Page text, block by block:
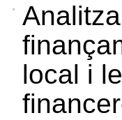
local i